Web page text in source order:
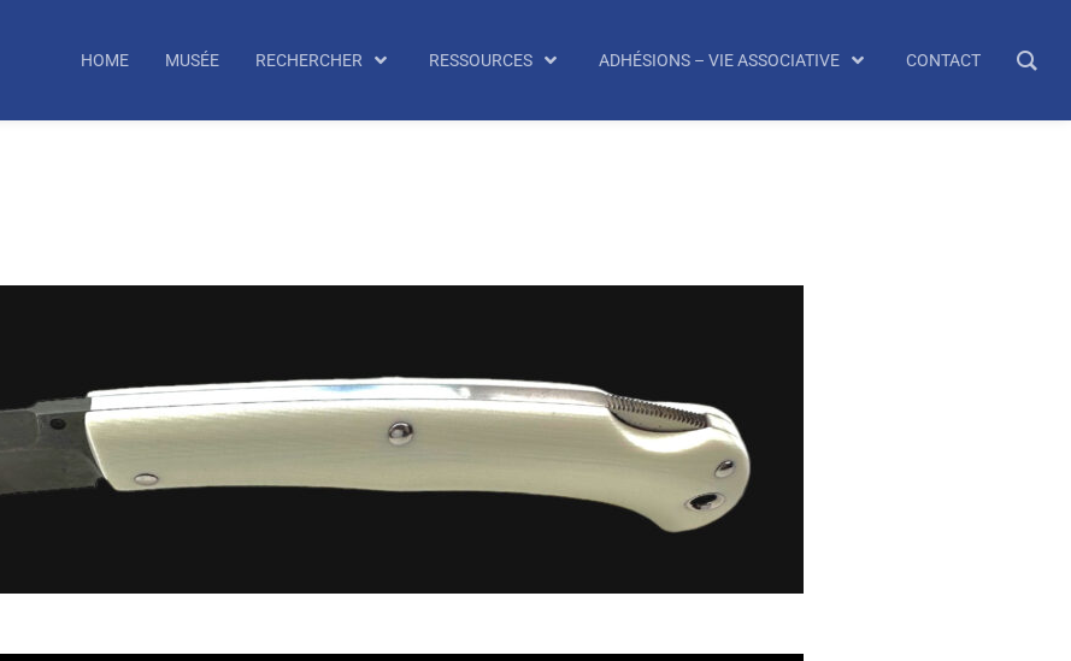
HOME MUSÉE RECHERCHER RESSOURCES ADHÉSIONS – VIE ASSOCIATIVE CONTACT